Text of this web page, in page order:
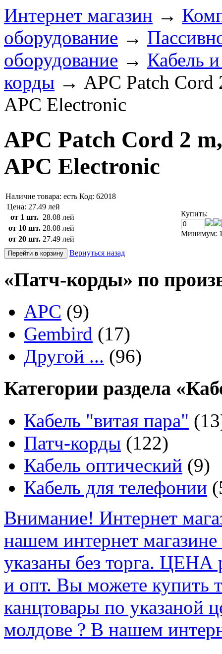
Интернет магазин →
оборудование →
оборудование → Кабель
корды → APC Patch Cord
APC Electronic
APC Patch Cord 2
APC Electronic
Наличие товара: есть Код: 62018
Цена: 27.49 лей
от 1 шт. 28.08 лей
от 10 шт. 28.08 лей
от 20 шт. 27.49 лей
Купить:
Минимум:
Вернуться назад
«Патч-корды» по
APC (9)
Gembird (17)
Другой ... (96)
Категории раздела
Кабель "витая пара"
Патч-корды (122)
Кабель оптический (9)
Кабель для телефонии
Внимание! Интернет
нашем интернет
указаны без торга.
и опт. Вы можете купить
канцтовары по указаной
молдове ? В нашем